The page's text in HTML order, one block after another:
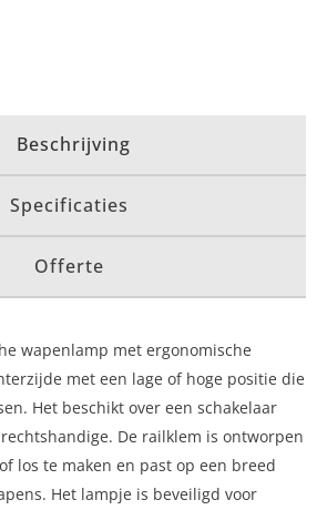
Beschrijving
Specificaties
Offerte
wapenlamp met ergonomische
met een lage of hoge positie die
Het beschikt over een schakelaar
De railklem is ontworpen
los te maken en past op een breed
Het lampje is beveiligd voor